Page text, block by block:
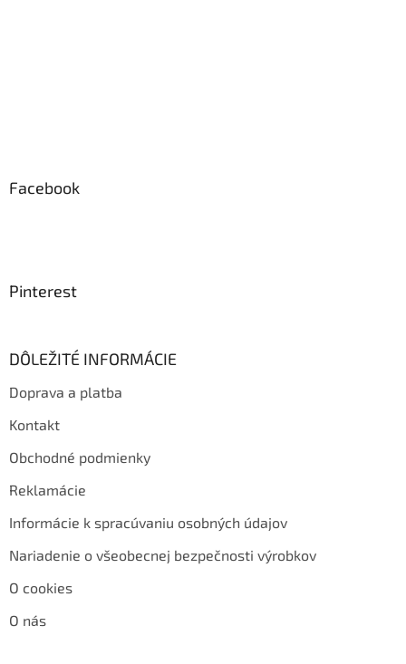
Facebook
Pinterest
DÔLEŽITÉ INFORMÁCIE
Doprava a platba
Kontakt
Obchodné podmienky
Reklamácie
Informácie k spracúvaniu osobných údajov
Nariadenie o všeobecnej bezpečnosti výrobkov
O cookies
O nás